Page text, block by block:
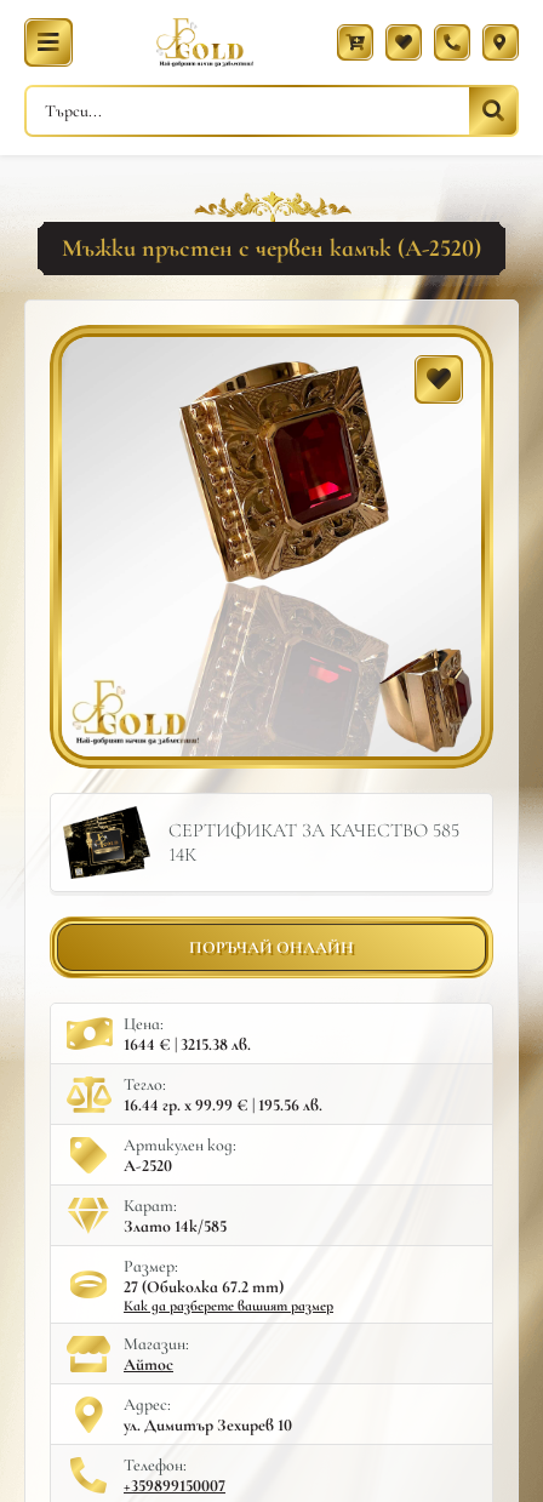
Мъжки пръстен с червен камък (A-2520)
СЕРТИФИКАТ ЗА КАЧЕСТВО 585
14К
ПОРЪЧАЙ ОНЛАЙН
Цена:
1644 € | 3215.38 лв.
Тегло:
16.44 гр. x 99.99 € | 195.56 лв.
Артикулен код:
A-2520
Карат:
Злато 14к/585
Размер:
27 (Обиколка 67.2 mm)
Как да разберете вашият размер
Mагазин:
Айтос
Адрес:
ул. Димитър Зехирев 10
Телефон:
+359899150007